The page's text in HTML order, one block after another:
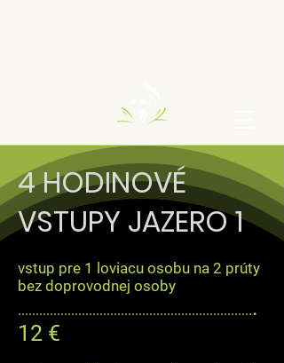
4 HODINOVÉ
VSTUPY JAZERO 1
vstup pre 1 loviacu osobu na 2 prúty
bez doprovodnej osoby
...................................................................
12 €